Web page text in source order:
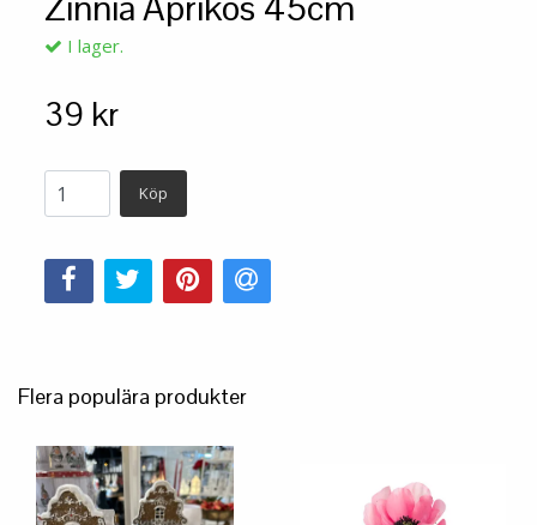
I lager.
39 kr
Köp
Flera populära produkter